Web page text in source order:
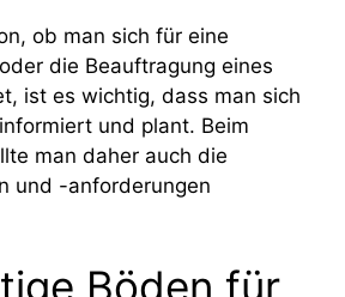
ob man sich für eine
die Beauftragung eines
ist es wichtig, dass man sich
und plant. Beim
man daher auch die
und -anforderungen
Böden für